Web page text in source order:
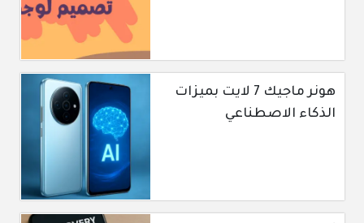
هونر ماجيك 7 لايت بميزات
الذكاء الاصطناعي